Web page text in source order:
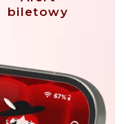
biletowy